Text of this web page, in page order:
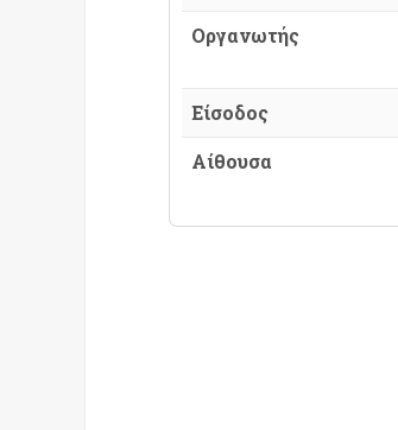
Οργανωτής
Είσοδος
Αίθουσα